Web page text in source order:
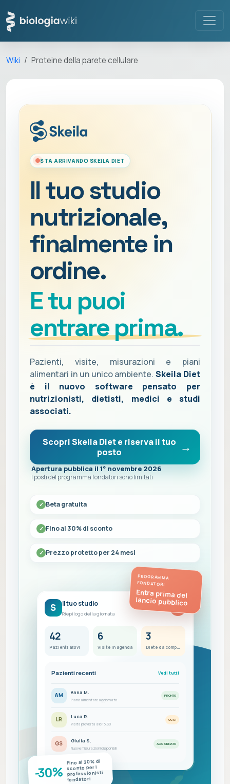
Wiki Proteine della parete cellulare
STA ARRIVANDO SKEILA DIET
Il tuo studio
nutrizionale,
finalmente in
ordine.
E tu puoi
entrare prima.
Pazienti, visite, misurazioni e piani
alimentari in un unico ambiente.Skeila Diet
è il nuovo software pensato per
nutrizionisti, dietisti, medici e studi
associati.
Scopri Skeila Diet e riserva il tuo
posto
Apertura pubblica il 1° novembre 2026
I posti del programma fondatori sono limitati
Beta gratuita
Fino al 30% di sconto
Prezzo protetto per 24 mesi
PROGRAMMA
FONDATORI
Entra prima del
lancio pubblico
S Il tuo studio
Riepilogo della giornata
FC
42
Pazienti attivi
6
Visite in agenda
3
Pazienti recenti Vedi tutti
AM Anna M.
Piano alimentare aggiornato
PRONTO
LR Luca R.
Visita prevista alle 15:30
OGGI
GS Giulia S.
Nuove misurazioni disponibili
AGGIORNATO
-30%
Fino al 30% di
sconto per i
professionisti
fondatori